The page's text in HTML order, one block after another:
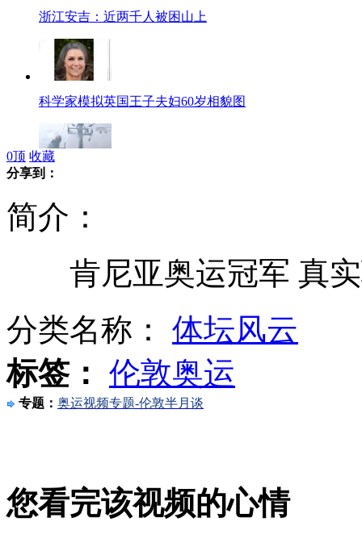
浙江安吉：近两千人被困山上
科学家模拟英国王子夫妇60岁相貌图
中国人均预期寿命 20年增长近5岁
江苏太仓：浪大雨急 江面风力超十级
0顶 收藏
分享到：
简介：
肯尼亚奥运冠军 真实
分类名称： 体坛风云
标签： 伦敦奥运
专题： 奥运视频专题-伦敦半月谈
您看完该视频的心情